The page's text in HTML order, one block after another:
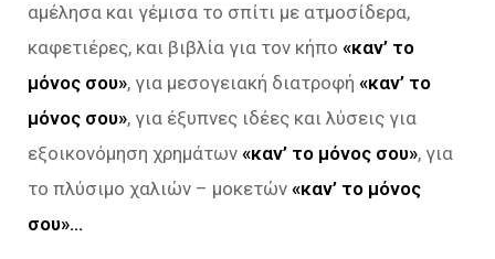
αμέλησα και γέμισα το σπίτι με ατμοσίδερα,
καφετιέρες, και βιβλία για τον κήπο «καν’ το
μόνος σου», για μεσογειακή διατροφή «καν’ το
μόνος σου», για έξυπνες ιδέες και λύσεις για
εξοικονόμηση χρημάτων «καν’ το μόνος σου», για
το πλύσιμο χαλιών – μοκετών «καν’ το μόνος
σου»…